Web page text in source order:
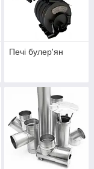
Печі булер'ян